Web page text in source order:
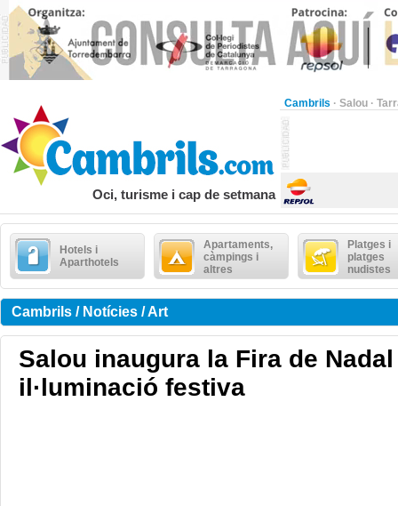
Cambrils · Salou ·
Oci, turisme i cap de setmana
Hotels i
Aparthotels
Apartaments,
càmpings i
altres
Platges i
platges
nudistes
Cambrils / Notícies / Art
Salou inaugura la Fira de
il·luminació festiva